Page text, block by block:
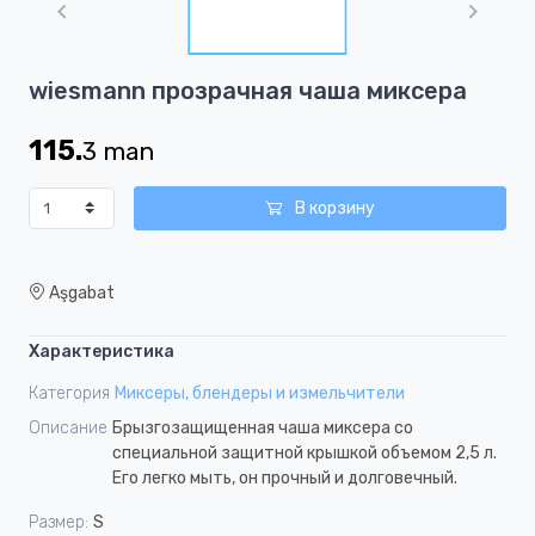
1
1
wiesmann прозрачная чаша миксера
115.3 man
В корзину
Aşgabat
Характеристика
Категория Миксеры, блендеры и измельчители
Описание Брызгозащищенная чаша миксера со
специальной защитной крышкой объемом 2,5 л.
Его легко мыть, он прочный и долговечный.
Размер: S